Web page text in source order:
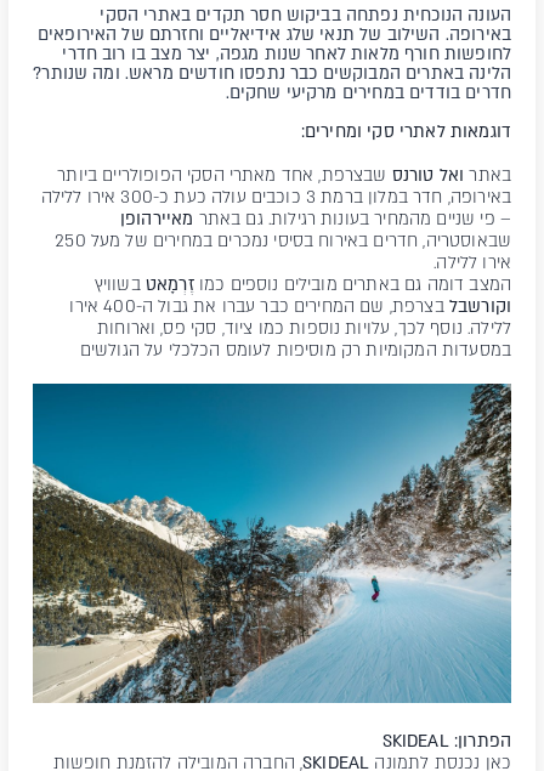
העונה הנוכחית נפתחה בביקוש חסר תקדים באתרי הסקי
באירופה. השילוב של תנאי שלג אידיאליים וחזרתם של האירופאים
לחופשות חורף מלאות לאחר שנות מגפה, יצר מצב בו רוב חדרי
הלינה באתרים המבוקשים כבר נתפסו חודשים מראש. ומה שנותר?
חדרים בודדים במחירים מרקיעי שחקים.
דוגמאות לאתרי סקי ומחירים:
באתר ואל טורנס שבצרפת, אחד מאתרי הסקי הפופולריים ביותר
באירופה, חדר במלון ברמת 3 כוכבים עולה כעת כ-300 אירו ללילה
– פי שניים מהמחיר בעונות רגילות. גם באתר מאיירהופן
שבאוסטריה, חדרים באירוח בסיסי נמכרים במחירים של מעל 250
אירו ללילה.
המצב דומה גם באתרים מובילים נוספים כמוזֶרְמָאט בשוויץ
וקורשבל
בצרפת, שם המחירים כבר עברו את גבול ה-400 אירו
ללילה. נוסף לכך, עלויות נוספות כמו ציוד, סקי פס, וארוחות
במסעדות המקומיות רק מוסיפות לעומס הכלכלי על הגולשים
הפתרון: SKIDEAL
כאן נכנסת לתמונה SKIDEAL, החברה המובילה להזמנת חופשות